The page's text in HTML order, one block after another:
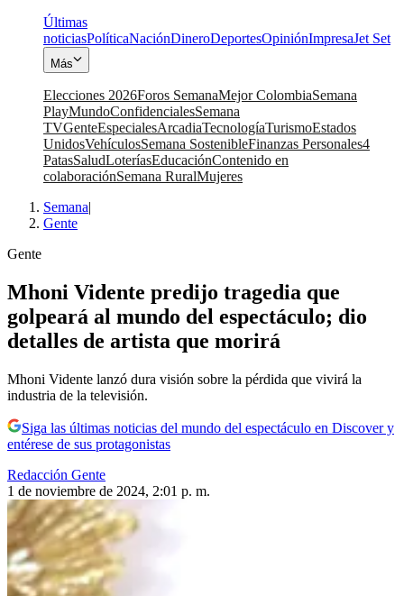
Últimas
noticiasPolíticaNaciónDineroDeportesOpiniónImpresaJet Set
Más
Elecciones 2026Foros SemanaMejor ColombiaSemana
PlayMundoConfidencialesSemana
TVGenteEspecialesArcadiaTecnologíaTurismoEstados
UnidosVehículosSemana SostenibleFinanzas Personales4
PatasSaludLoteríasEducaciónContenido en
colaboraciónSemana RuralMujeres
Semana|
Gente
Gente
Mhoni Vidente predijo tragedia que
golpeará al mundo del espectáculo; dio
detalles de artista que morirá
Mhoni Vidente lanzó dura visión sobre la pérdida que vivirá la
industria de la televisión.
Siga las últimas noticias del mundo del espectáculo en Discover y
entérese de sus protagonistas
Redacción Gente
1 de noviembre de 2024, 2:01 p. m.